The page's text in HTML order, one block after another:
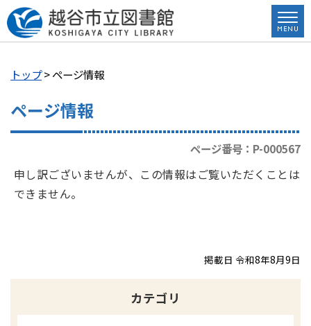
トップ> ページ情報
ページ情報
ページ番号：P-000567
申し訳ございませんが、この情報はご覧いただくことは
できません。
掲載日 令和8年8月9日
カテゴリ